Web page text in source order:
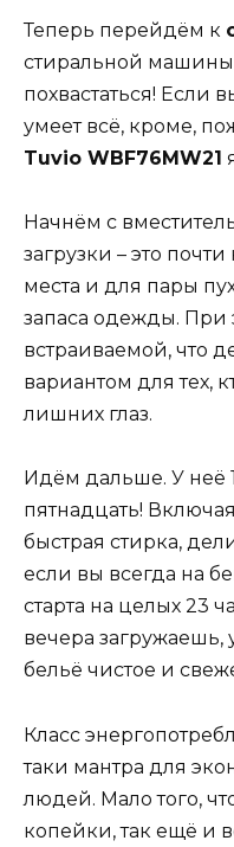
Теперь перейдём к
стиральной машины,
похвастаться! Если
умеет всё, кроме,
Tuvio WBF76MW21
Начнём с
загрузки – это
места и для пары
запаса одежды. При
встраиваемой, что
вариантом для тех,
лишних глаз.
Идём дальше. У неё
пятнадцать!
быстрая стирка,
если вы всегда на
старта на целых 23
вечера
бельё чистое и
Класс
таки мантра для
людей. Мало того,
копейки, так ещё и